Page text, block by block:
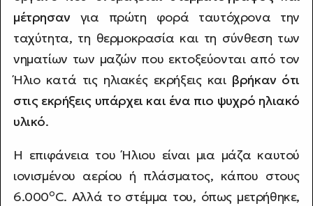
μέτρησαν για πρώτη φορά ταυτόχρονα την
ταχύτητα, τη θερμοκρασία και τη σύνθεση των
νηματίων των μαζών που εκτοξεύονται από τον
Ήλιο κατά τις ηλιακές εκρήξεις και βρήκαν ότι
στις εκρήξεις υπάρχει και ένα πιο ψυχρό ηλιακό
υλικό.
Η επιφάνεια του Ήλιου είναι μια μάζα καυτού
ιονισμένου αερίου ή πλάσματος, κάπου στους
6.000oC. Αλλά το στέμμα του, όπως μετρήθηκε,